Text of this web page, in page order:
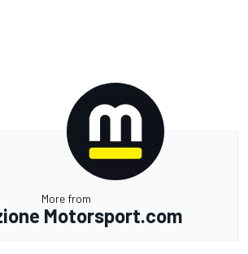
More from
Motorsport.com